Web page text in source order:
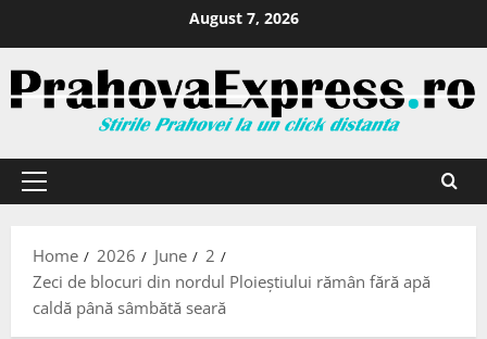
August 7, 2026
Home 2026 June
2
Zeci de blocuri din nordul Ploieștiului rămân fără apă
caldă până sâmbătă seară